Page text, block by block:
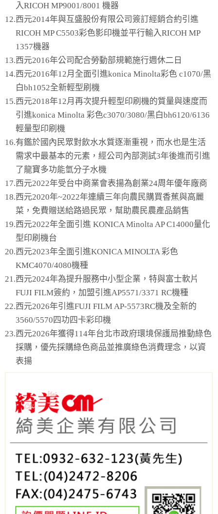
入RICOH MP9001/8001 機器
12.西元2014年與互盛股份有限公司簽訂經銷合約引進
RICOH MP C5503彩色影印機並平行輸入RICOH MP
1357機器
13.西元2016年公司配合勞動部規範施行週休二日
14.西元2016年12月全面引進konica Minolta彩色 c1070/黑
白bh1052全新輕型刷機
15.西元2018年12月再次提升輕型印刷機的質量與速度而
引進konica Minolta 彩色c3070/3080/黑白bh6120/6136
輕量型印刷機
16.有鑑於國內民眾對飲水水質逐漸重視，而水也是生活
需求中最基本的元素，經公司內部測試3年後進而引進
了龍寶多功能氫分子水機
17.西元2022年受台中商業會表揚為創業24周年優年廠商
18.西元2020年~2022年連續三年向農民購買香蕉與高麗
菜，免費贈送給路過民眾，幫助農民農產品銷售
19.西元2022年全面引進 KONICA Minolta AP C14000量化
型印刷機台
20.西元2023年全面引進KONICA MINOLTA 彩色
KMC4070/4080機種
21.西元2024年為提升服務中小型企業，特與富士軟片
FUJI FILM簽約，加盟引進AP5571/3371 RC機種
22.西元2026年引進FUJI FILM AP-5573RC機及全新的
3560/5570四功四卡彩印機
23.西元2026年獲得114年台北市政府環境保護局推動綠色
採購，優先採購綠色商品並推廣綠色消費理念，以資
表揚